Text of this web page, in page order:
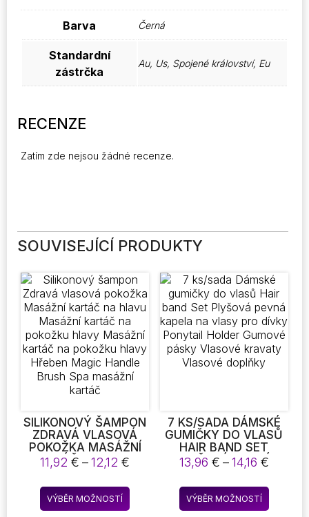
Barva Černá
Standardní
zástrčka
Au, Us, Spojené království, Eu
RECENZE
Zatím zde nejsou žádné recenze.
SOUVISEJÍCÍ PRODUKTY
SILIKONOVÝ ŠAMPON
ZDRAVÁ VLASOVÁ
POKOŽKA MASÁŽNÍ
KARTÁČ NA HLAVU
MASÁŽNÍ KARTÁČ NA
POKOŽKU HLAVY
MASÁŽNÍ KARTÁČ NA
POKOŽKU HLAVY
11,92€ –12,12€
11,92 €
až
VÝBĚR MOŽNOSTÍ
Tento
produkt
7 KS/SADA DÁMSKÉ
GUMIČKY DO VLASŮ
HAIR BAND SET
PLYŠOVÁ PEVNÁ
KAPELA NA VLASY
PRO DÍVKY PONYTAIL
HOLDER GUMOVÉ
PÁSKY VLASOVÉ
13,96 € –14,16 €
13,96 €
až
VÝBĚR MOŽNOSTÍ
Tento
produkt